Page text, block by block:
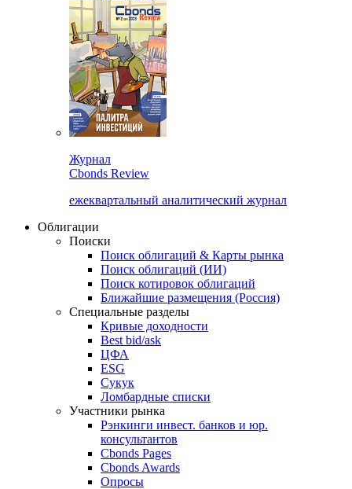
Журнал
Cbonds Review
ежеквартальный аналитический журнал
Облигации
Поиски
Поиск облигаций & Карты рынка
Поиск облигаций (ИИ)
Поиск котировок облигаций
Ближайшие размещения (Россия)
Специальные разделы
Кривые доходности
Best bid/ask
ЦФА
ESG
Сукук
Ломбардные списки
Участники рынка
Рэнкинги инвест. банков и юр.
консультантов
Cbonds Pages
Cbonds Awards
Опросы